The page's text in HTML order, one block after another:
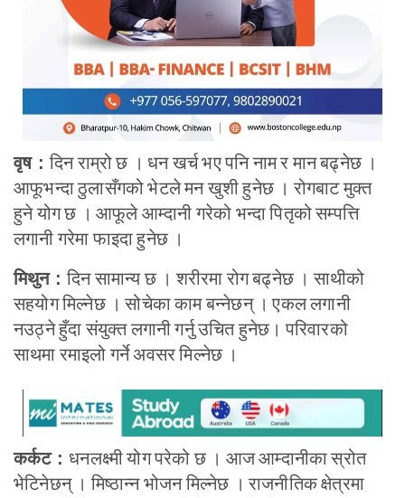
वृष :दिन राम्रो छ । धन खर्च भए पनि नाम र मान बढ्नेछ ।
आफूभन्दा ठुलासँगको भेटले मन खुशी हुनेछ । रोगबाट मुक्त
हुने योग छ । आफूले आम्दानी गरेको भन्दा पितृको सम्पत्ति
लगानी गरेमा फाइदा हुनेछ ।
मिथुन :दिन सामान्य छ । शरीरमा रोग बढ्नेछ । साथीको
सहयोग मिल्नेछ । सोचेका काम बन्नेछन् । एकल लगानी
नउठ्ने हुँदा संयुक्त लगानी गर्नु उचित हुनेछ। परिवारको
साथमा रमाइलो गर्ने अवसर मिल्नेछ ।
कर्कट : धनलक्ष्मी योग परेको छ । आज आम्दानीका स्रोत
भेटिनेछन् । मिष्ठान्न भोजन मिल्नेछ । राजनीतिक क्षेत्रमा